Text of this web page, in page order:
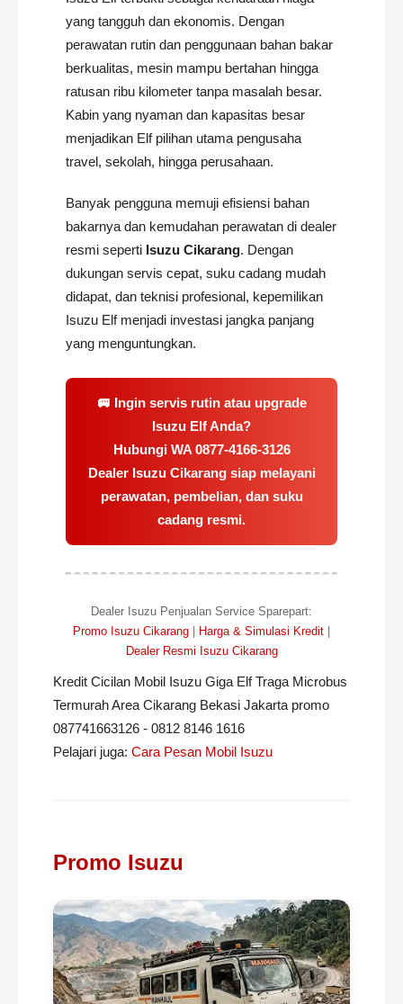
yang tangguh dan ekonomis. Dengan
perawatan rutin dan penggunaan bahan bakar
berkualitas, mesin mampu bertahan hingga
ratusan ribu kilometer tanpa masalah besar.
Kabin yang nyaman dan kapasitas besar
menjadikan Elf pilihan utama pengusaha
travel, sekolah, hingga perusahaan.
Banyak pengguna memuji efisiensi bahan
bakarnya dan kemudahan perawatan di dealer
resmi seperti Isuzu Cikarang. Dengan
dukungan servis cepat, suku cadang mudah
didapat, dan teknisi profesional, kepemilikan
Isuzu Elf menjadi investasi jangka panjang
yang menguntungkan.
🚐 Ingin servis rutin atau upgrade
Isuzu Elf Anda?
Hubungi WA 0877-4166-3126
Dealer Isuzu Cikarang siap melayani
perawatan, pembelian, dan suku
cadang resmi.
Dealer Isuzu Penjualan Service Sparepart:
Promo Isuzu Cikarang
Harga & Simulasi Kredit
Dealer Resmi Isuzu Cikarang
Kredit Cicilan Mobil Isuzu Giga Elf Traga Microbus
Termurah Area Cikarang Bekasi Jakarta promo
087741663126 - 0812 8146 1616
Pelajari juga: Cara Pesan Mobil Isuzu
Promo Isuzu